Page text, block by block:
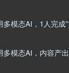
多模态AI，1人完成
多模态AI，内容产